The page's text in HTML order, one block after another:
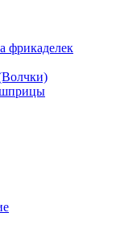
фрикаделек
шприцы